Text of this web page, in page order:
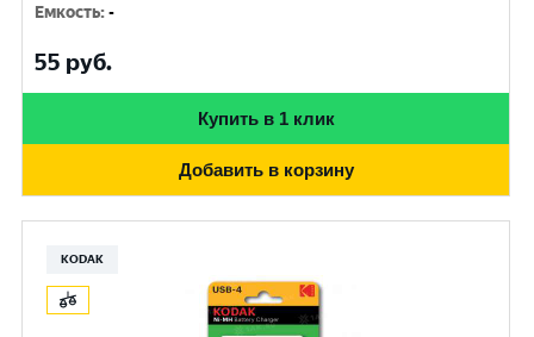
Емкость:-
55 руб.
Купить в 1 клик
Добавить в корзину
KODAK